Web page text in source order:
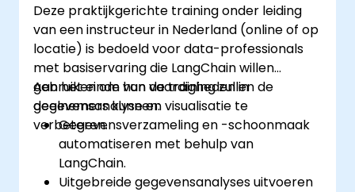
Deze praktijkgerichte training onder leiding
van een instructeur in Nederland (online of op
locatie) is bedoeld voor data-professionals
met basiservaring die LangChain willen
gebruiken om hun vaardigheden in
gegevensanalyse en visualisatie te
verbeteren.
Aan het einde van de training zullen de
deelnemers kunnen:
Gegevensverzameling en -schoonmaak
automatiseren met behulp van
LangChain.
Uitgebreide gegevensanalyses uitvoeren